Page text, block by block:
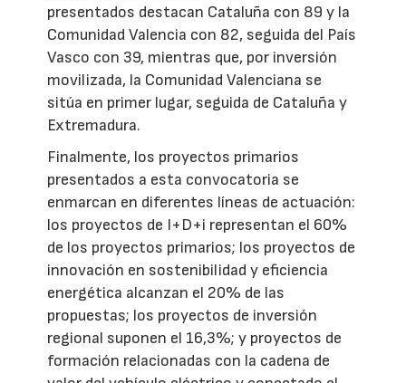
presentados destacan Cataluña con 89 y la
Comunidad Valencia con 82, seguida del País
Vasco con 39, mientras que, por inversión
movilizada, la Comunidad Valenciana se
sitúa en primer lugar, seguida de Cataluña y
Extremadura.
Finalmente, los proyectos primarios
presentados a esta convocatoria se
enmarcan en diferentes líneas de actuación:
los proyectos de I+D+i representan el 60%
de los proyectos primarios; los proyectos de
innovación en sostenibilidad y eficiencia
energética alcanzan el 20% de las
propuestas; los proyectos de inversión
regional suponen el 16,3%; y proyectos de
formación relacionadas con la cadena de